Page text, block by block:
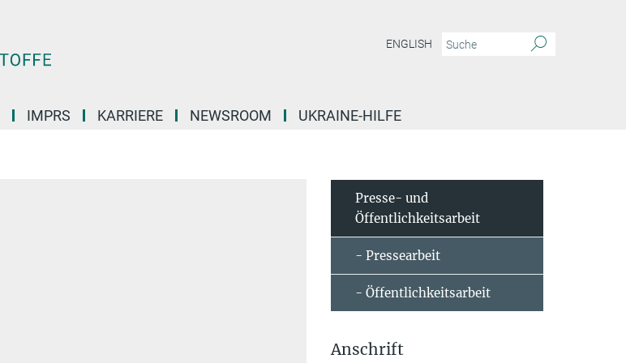
ENGLISH
IMPRS KARRIERE NEWSROOM UKRAINE-HILFE
Presse- und
Öffentlichkeitsarbeit
- Pressearbeit
- Öffentlichkeitsarbeit
Anschrift